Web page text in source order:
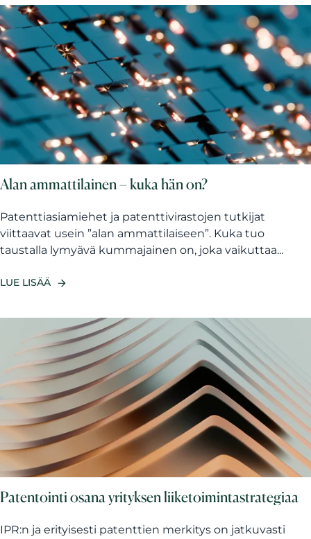
Alan ammattilainen – kuka hän on?
Patenttiasiamiehet ja patenttivirastojen tutkijat
viittaavat usein ”alan ammattilaiseen”. Kuka tuo
taustalla lymyävä kummajainen on, joka vaikuttaa...
LUE LISÄÄ
Patentointi osana yrityksen liiketoimintastrategiaa
IPR:n ja erityisesti patenttien merkitys on jatkuvasti